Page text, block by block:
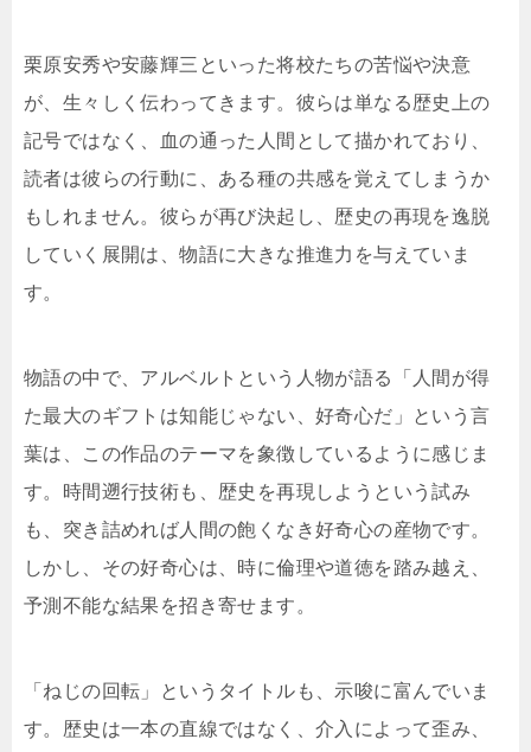
栗原安秀や安藤輝三といった将校たちの苦悩や決意
が、生々しく伝わってきます。彼らは単なる歴史上の
記号ではなく、血の通った人間として描かれており、
読者は彼らの行動に、ある種の共感を覚えてしまうか
もしれません。彼らが再び決起し、歴史の再現を逸脱
していく展開は、物語に大きな推進力を与えていま
す。
物語の中で、アルベルトという人物が語る「人間が得
た最大のギフトは知能じゃない、好奇心だ」という言
葉は、この作品のテーマを象徴しているように感じま
す。時間遡行技術も、歴史を再現しようという試み
も、突き詰めれば人間の飽くなき好奇心の産物です。
しかし、その好奇心は、時に倫理や道徳を踏み越え、
予測不能な結果を招き寄せます。
「ねじの回転」というタイトルも、示唆に富んでいま
す。歴史は一本の直線ではなく、介入によって歪み、